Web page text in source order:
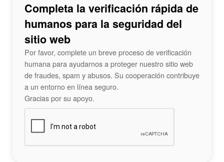
Completa la verificación rápida de
humanos para la seguridad del
sitio web
Por favor, complete un breve proceso de verificación
humana para ayudarnos a proteger nuestro sitio web
de fraudes, spam y abusos. Su cooperación contribuye
a un entorno en línea seguro.
Gracias por su apoyo.